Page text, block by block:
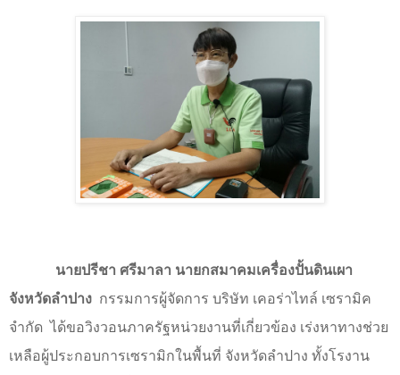
นายปรีชา ศรีมาลา นายกสมาคมเครื่องปั้นดินเผา
จังหวัดลำปาง กรรมการผู้จัดการ บริษัท เคอร่าไทล์ เซรามิค
จำกัด ได้ขอวิงวอนภาครัฐหน่วยงานที่เกี่ยวข้อง เร่งหาทางช่วย
เหลือผู้ประกอบการเซรามิกในพื้นที่ จังหวัดลำปาง ทั้งโรงาน